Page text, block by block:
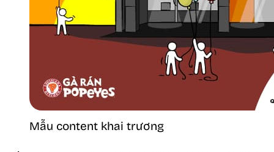
Mẫu content khai trương